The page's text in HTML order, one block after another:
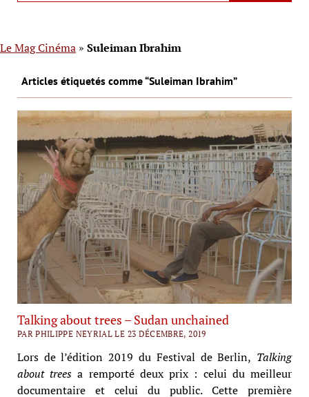
Le Mag Cinéma » Suleiman Ibrahim
Articles étiquetés comme “Suleiman Ibrahim”
Talking about trees – Sudan unchained
PAR PHILIPPE NEYRIAL LE 23 DÉCEMBRE, 2019
Lors de l’édition 2019 du Festival de Berlin, Talking
about trees a remporté deux prix : celui du meilleur
documentaire et celui du public. Cette première